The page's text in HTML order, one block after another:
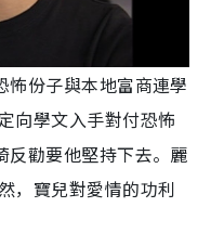
份子與本地富商連學
向學文入手對付恐怖
勸要他堅持下去。麗
，寶兒對愛情的功利